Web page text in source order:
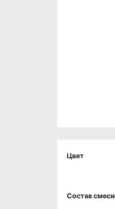
Цвет
Состав смеси